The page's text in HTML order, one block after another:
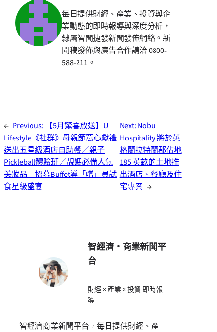
每日提供財經、產業、投資與企
業動態的即時報導與深度分析，
隸屬智聞捷發新聞發佈網絡。新
聞稿發佈與廣告合作請洽 0800-
588-211。
← Previous:
【5月驚喜放送】U
Lifestyle《社群》母親節窩心獻禮
送出五星級酒店自助餐／親子
Pickleball體驗班／靚媽必備人氣
美妝品｜招募Buffet導「嚐」員試
食星級盛宴
Next: Nobu
Hospitality 將於英
格蘭拉特蘭郡佔地
185 英畝的土地推
出酒店、餐廳及住
宅專案 →
智經濟・商業新聞平
台
財經 × 產業 × 投資 即時報
導
智經濟商業新聞平台，每日提供財經、產